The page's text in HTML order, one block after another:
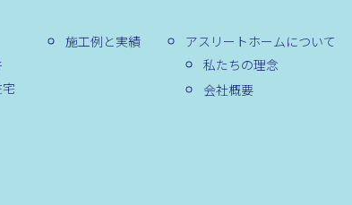
施工例と実績
アスリートホームについて
私たちの理念
会社概要